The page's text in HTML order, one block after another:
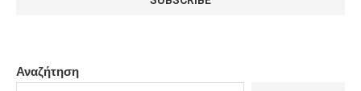
Αναζήτηση